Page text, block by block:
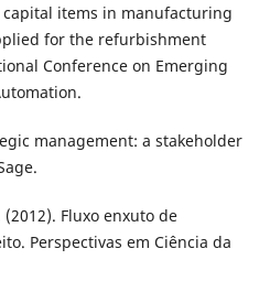
items in manufacturing
for the refurbishment
Conference on Emerging
management: a stakeholder
(2012). Fluxo enxuto de
Perspectivas em Ciência da